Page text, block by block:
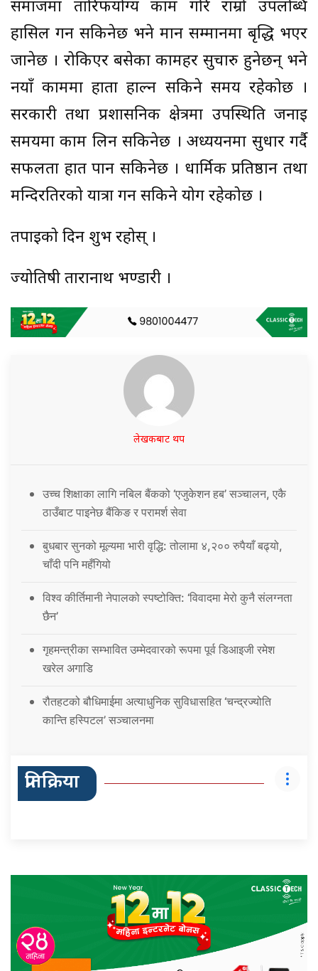
समाजमा तारिफयोग्य काम गरि राम्रो उपलब्धि
हासिल गर्न सकिनेछ भने मान सम्मानमा बृद्धि भएर
जानेछ । रोकिएर बसेका कामहर सुचारु हुनेछन् भने
नयाँ काममा हाता हाल्न सकिने समय रहेकोछ ।
सरकारी तथा प्रशासनिक क्षेत्रमा उपस्थिति जनाई
समयमा काम लिन सकिनेछ । अध्ययनमा सुधार गर्दै
सफलता हात पार्न सकिनेछ । धार्मिक प्रतिष्ठान तथा
मन्दिरतिरको यात्रा गर्न सकिने योग रहेकोछ ।
तपाईको दिन शुभ रहोस् ।
ज्योतिषी तारानाथ भण्डारी ।
लेखकबाट थप
उच्च शिक्षाका लागि नबिल बैंकको ‘एजुकेशन हब’ सञ्चालन, एकै
ठाउँबाट पाइनेछ बैंकिङ र परामर्श सेवा
बुधबार सुनको मूल्यमा भारी वृद्धि: तोलामा ४,२०० रुपैयाँ बढ्यो,
चाँदी पनि महँगियो
विश्व कीर्तिमानी नेपालको स्पष्टोक्ति: ‘विवादमा मेरो कुनै संलग्नता
छैन’
गृहमन्त्रीका सम्भावित उम्मेदवारको रूपमा पूर्व डिआइजी रमेश
खरेल अगाडि
रौतहटको बौधिमाईमा अत्याधुनिक सुविधासहित ‘चन्द्रज्योति
कान्ति हस्पिटल’ सञ्चालनमा
प्रतिक्रिया